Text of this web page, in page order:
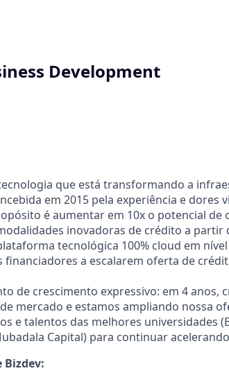
Development
tecnologia que está transformando a
em 2015 pela experiência e dores
é aumentar em 10x o potencial de
inovadoras de crédito a partir
tecnológica 100% cloud em
a escalarem oferta de
de crescimento expressivo: em 4 anos,
mercado e estamos ampliando nossa
e talentos das melhores universidades
Capital) para continuar
Bizdev: